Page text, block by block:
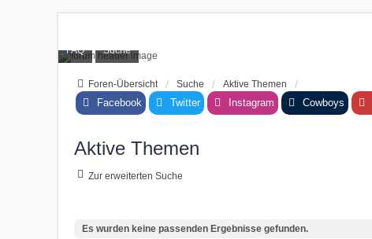
FAQ Suche
Foren-Übersicht Suche Aktive Themen
Facebook Twitter Instagram Cowboys
Aktive Themen
Zur erweiterten Suche
Es wurden keine passenden Ergebnisse gefunden.